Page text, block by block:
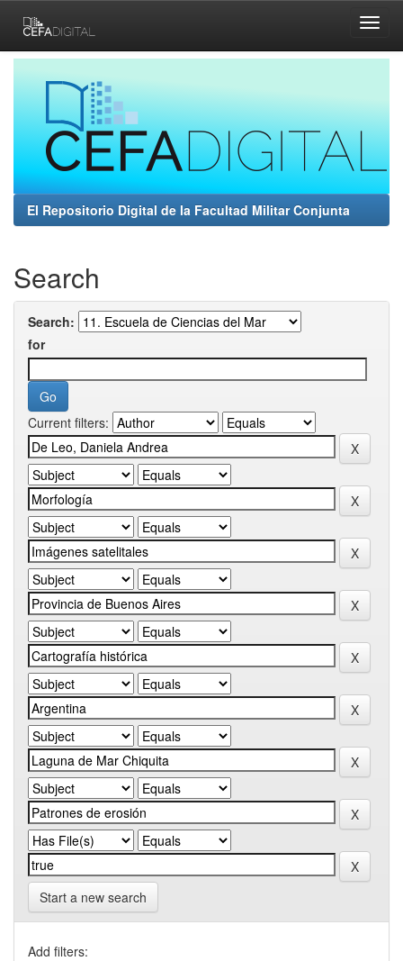
navigation
El Repositorio Digital de la Facultad Militar Conjunta
Search
Search:
for
Current filters:
Start a new search
Add filters: